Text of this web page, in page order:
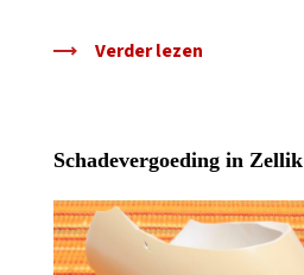
Verder lezen
Schadevergoeding in Zellik